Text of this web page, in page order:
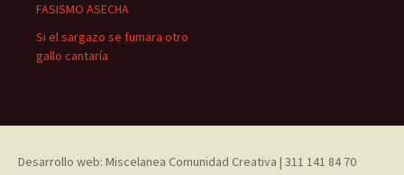
FASISMO ASECHA
Si el sargazo se fumara otro
gallo cantaría
Desarrollo web: Miscelanea Comunidad Creativa | 311 141 84 70